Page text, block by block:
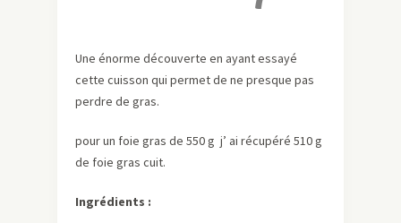
Une énorme découverte en ayant essayé
cette cuisson qui permet de ne presque pas
perdre de gras.
pour un foie gras de 550 g j’ ai récupéré 510 g
de foie gras cuit.
Ingrédients :